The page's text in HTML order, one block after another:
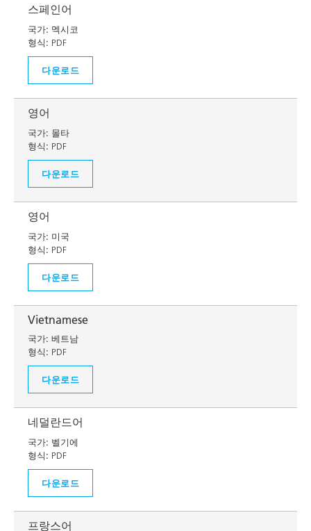
스페인어
국가: 멕시코
형식: PDF
다운로드
영어
국가: 몰타
형식: PDF
다운로드
영어
국가: 미국
형식: PDF
다운로드
Vietnamese
국가: 베트남
형식: PDF
다운로드
네덜란드어
국가: 벨기에
형식: PDF
다운로드
프랑스어